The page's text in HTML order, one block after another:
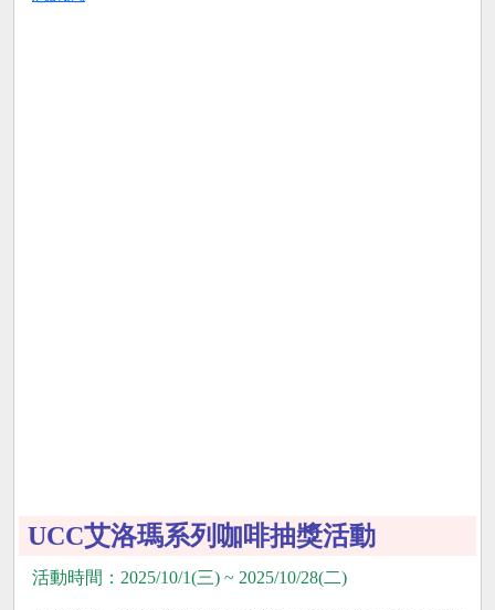
UCC艾洛瑪系列咖啡抽獎活動
活動時間：2025/10/1(三) ~ 2025/10/28(二)